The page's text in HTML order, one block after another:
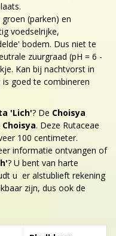
(parken) en
voedselrijke,
bodem. Dus niet te
zuurgraad (pH = 6 -
Kan bij nachtvorst in
goed te combineren
'Lich'? De Choisya
Choisya. Deze Rutaceae
100 centimeter.
informatie ontvangen of
? U bent van harte
u er alstublieft rekening
zijn, dus ook de